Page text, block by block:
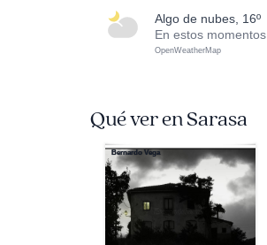
algo de nubes, 16º
En estos momentos
OpenWeatherMap
Qué ver en Sarasa
Bernardo Vega